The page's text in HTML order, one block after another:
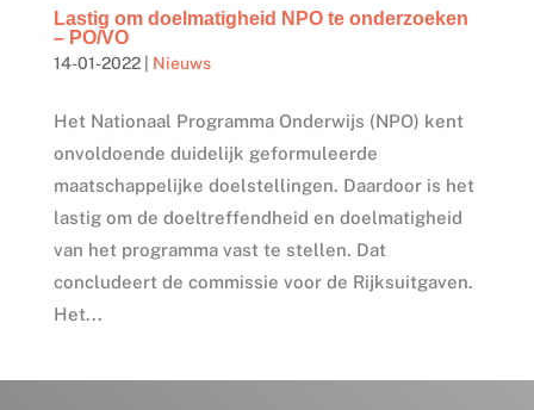
Lastig om doelmatigheid NPO te onderzoeken
– PO/VO
14-01-2022| Nieuws
Het Nationaal Programma Onderwijs (NPO) kent
onvoldoende duidelijk geformuleerde
maatschappelijke doelstellingen. Daardoor is het
lastig om de doeltreffendheid en doelmatigheid
van het programma vast te stellen. Dat
concludeert de commissie voor de Rijksuitgaven.
Het...